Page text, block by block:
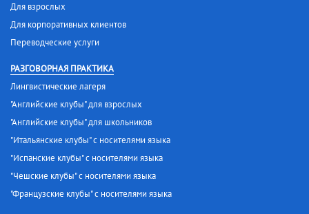
Для взрослых
Для корпоративных клиентов
Переводческие услуги
РАЗГОВОРНАЯ ПРАКТИКА
Лингвистические лагеря
"Английские клубы" для взрослых
"Английские клубы" для школьников
"Итальянские клубы" с носителями языка
"Испанские клубы" с носителями языка
"Чешские клубы" с носителями языка
"Французские клубы" с носителями языка